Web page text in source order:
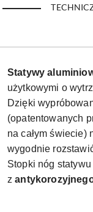
Statywy
użytkowymi o
Dzięki
(opatentowanych
na całym świecie)
wygodnie
Stopki nóg
z